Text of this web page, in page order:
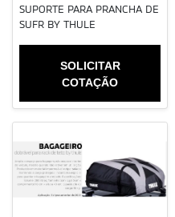
SUPORTE PARA PRANCHA DE
SUFR BY THULE
SOLICITAR
COTAÇÃO